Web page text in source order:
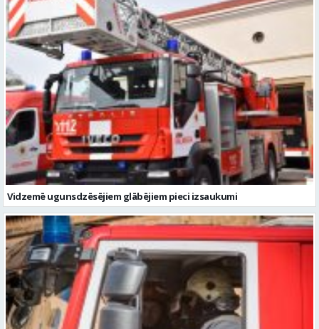
Vidzemē ugunsdzēsējiem glābējiem pieci izsaukumi